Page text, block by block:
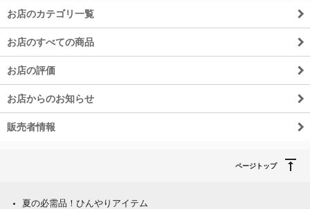
お店のカテゴリ一覧
お店のすべての商品
お店の評価
お店からのお知らせ
販売者情報
ページトップ
夏の必需品！ひんやりアイテム